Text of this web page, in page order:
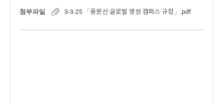
첨부파일 3-3-25 「용문산 글로벌 영성 캠퍼스 규정」.pdf